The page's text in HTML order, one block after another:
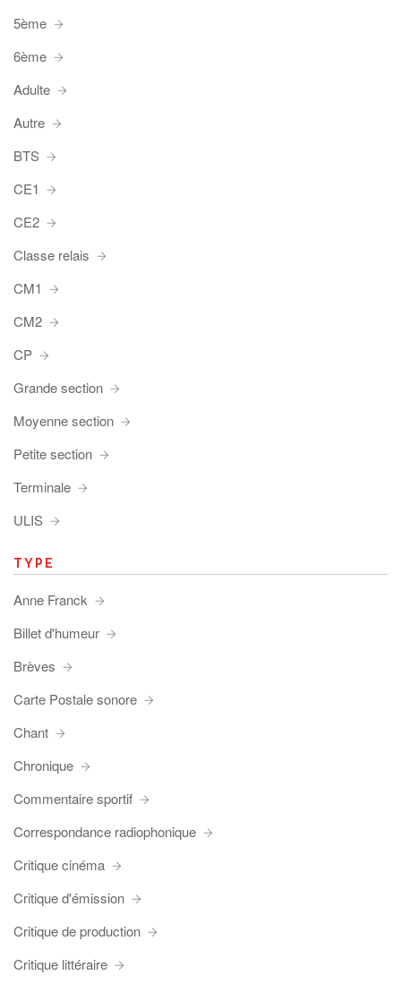
5ème
6ème
Adulte
Autre
BTS
CE1
CE2
Classe relais
CM1
CM2
CP
Grande section
Moyenne section
Petite section
Terminale
ULIS
TYPE
Anne Franck
Billet d'humeur
Brèves
Carte Postale sonore
Chant
Chronique
Commentaire sportif
Correspondance radiophonique
Critique cinéma
Critique d'émission
Critique de production
Critique littéraire